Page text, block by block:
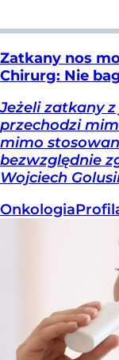
Zatkany nos
Chirurg: Nie
Jeżeli zatkany
przechodzi
mimo
bezwzględnie
Wojciech
Onkologia